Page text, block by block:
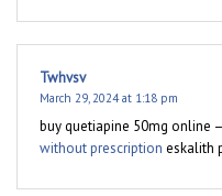
Twhvsv
March 29, 2024 at 1:18 pm
buy quetiapine 50mg online –
without prescription eskalith